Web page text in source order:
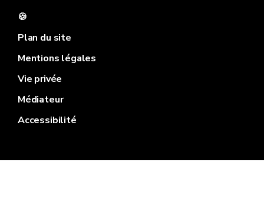
🍪
Plan du site
Mentions légales
Vie privée
Médiateur
Accessibilité